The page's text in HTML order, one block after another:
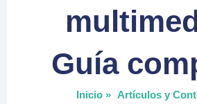
Guía
Inicio » Artículos y